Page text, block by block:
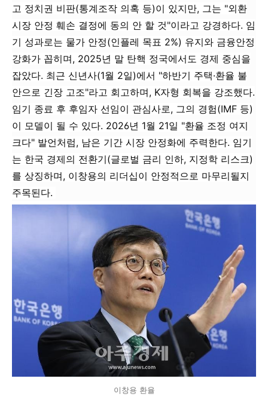
고 정치권 비판(통계조작 의혹 등)이 있지만, 그는 "외환
시장 안정 훼손 결정에 동의 안 할 것"이라고 강경하다. 임
기 성과로는 물가 안정(인플레 목표 2%) 유지와 금융안정
강화가 꼽히며, 2025년 말 탄핵 정국에서도 경제 중심을
잡았다. 최근 신년사(1월 2일)에서 "하반기 주택·환율 불
안으로 긴장 고조"라고 회고하며, K자형 회복을 강조했다.
임기 종료 후 후임자 선임이 관심사로, 그의 경험(IMF 등)
이 모델이 될 수 있다. 2026년 1월 21일 "환율 조정 여지
크다" 발언처럼, 남은 기간 시장 안정화에 주력한다. 임기
는 한국 경제의 전환기(글로벌 금리 인하, 지정학 리스크)
를 상징하며, 이창용의 리더십이 안정적으로 마무리될지
주목된다.
이창용 환율